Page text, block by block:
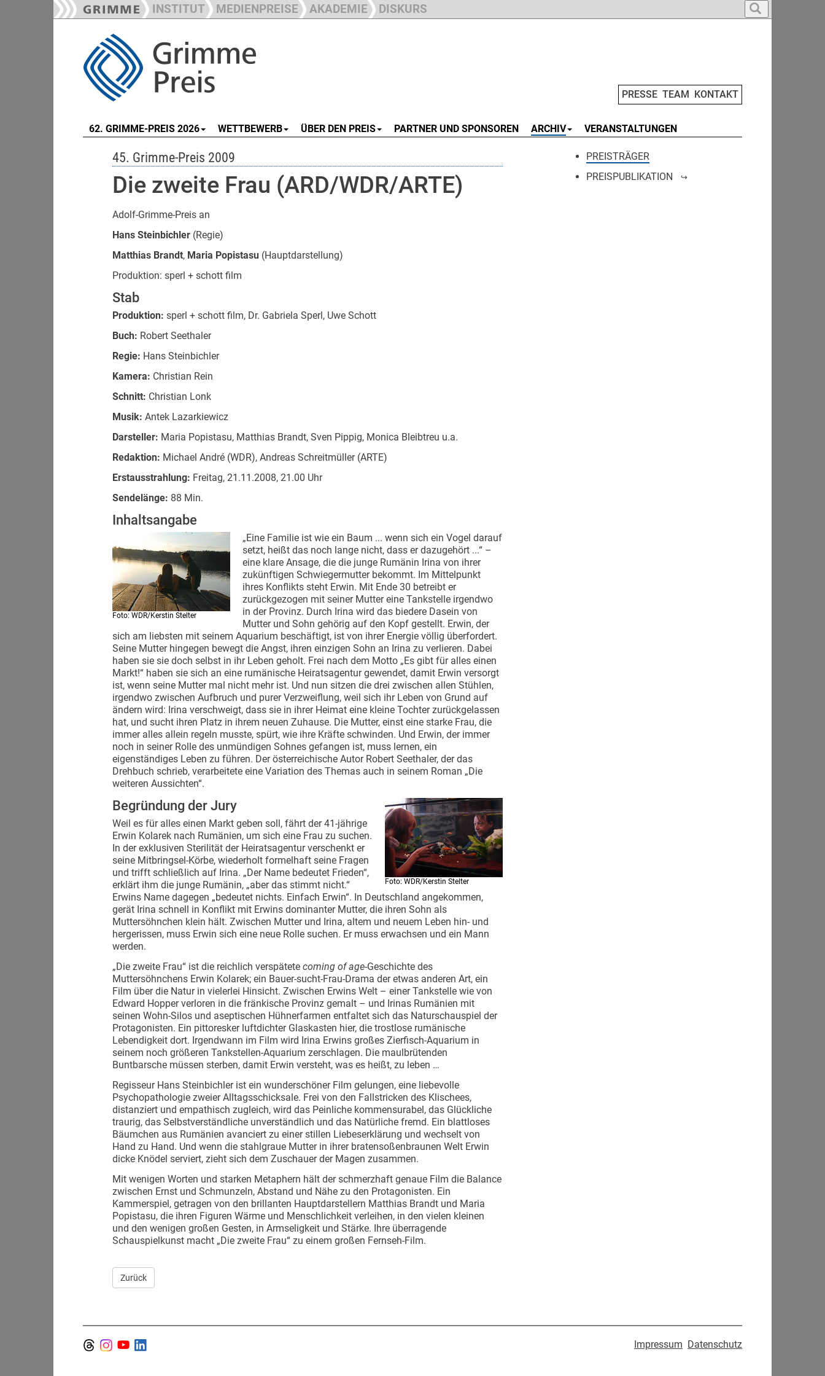
INSTITUT MEDIENPREISE AKADEMIE DISKURS
PRESSE TEAM KONTAKT
62. GRIMME-PREIS 2026 WETTBEWERB ÜBER DEN PREIS PARTNER UND SPONSOREN ARCHIV VERANSTALTUNGEN
45. Grimme-Preis 2009
Die zweite Frau (ARD/WDR/ARTE)
Adolf-Grimme-Preis an
Hans Steinbichler (Regie)
Matthias Brandt, Maria Popistasu (Hauptdarstellung)
Produktion: sperl + schott film
Stab
Produktion: sperl + schott film, Dr. Gabriela Sperl, Uwe Schott
Buch: Robert Seethaler
Regie: Hans Steinbichler
Kamera: Christian Rein
Schnitt: Christian Lonk
Musik: Antek Lazarkiewicz
Darsteller: Maria Popistasu, Matthias Brandt, Sven Pippig, Monica Bleibtreu u.a.
Redaktion: Michael André (WDR), Andreas Schreitmüller (ARTE)
Erstausstrahlung: Freitag, 21.11.2008, 21.00 Uhr
Sendelänge: 88 Min.
Inhaltsangabe
Foto: WDR/Kerstin Stelter
„Eine Familie ist wie ein Baum ... wenn sich ein Vogel darauf
setzt, heißt das noch lange nicht, dass er dazugehört ...“ –
eine klare Ansage, die die junge Rumänin Irina von ihrer
zukünftigen Schwiegermutter bekommt. Im Mittelpunkt
ihres Konflikts steht Erwin. Mit Ende 30 betreibt er
zurückgezogen mit seiner Mutter eine Tankstelle irgendwo
in der Provinz. Durch Irina wird das biedere Dasein von
Mutter und Sohn gehörig auf den Kopf gestellt. Erwin, der
sich am liebsten mit seinem Aquarium beschäftigt, ist von ihrer Energie völlig überfordert.
Seine Mutter hingegen bewegt die Angst, ihren einzigen Sohn an Irina zu verlieren. Dabei
haben sie sie doch selbst in ihr Leben geholt. Frei nach dem Motto „Es gibt für alles einen
Markt!“ haben sie sich an eine rumänische Heiratsagentur gewendet, damit Erwin versorgt
ist, wenn seine Mutter mal nicht mehr ist. Und nun sitzen die drei zwischen allen Stühlen,
irgendwo zwischen Aufbruch und purer Verzweiflung, weil sich ihr Leben von Grund auf
ändern wird: Irina verschweigt, dass sie in ihrer Heimat eine kleine Tochter zurückgelassen
hat, und sucht ihren Platz in ihrem neuen Zuhause. Die Mutter, einst eine starke Frau, die
immer alles allein regeln musste, spürt, wie ihre Kräfte schwinden. Und Erwin, der immer
noch in seiner Rolle des unmündigen Sohnes gefangen ist, muss lernen, ein
eigenständiges Leben zu führen. Der österreichische Autor Robert Seethaler, der das
Drehbuch schrieb, verarbeitete eine Variation des Themas auch in seinem Roman „Die
weiteren Aussichten“.
Begründung der Jury
Foto: WDR/Kerstin Stelter
Weil es für alles einen Markt geben soll, fährt der 41-jährige
Erwin Kolarek nach Rumänien, um sich eine Frau zu suchen.
In der exklusiven Sterilität der Heiratsagentur verschenkt er
seine Mitbringsel-Körbe, wiederholt formelhaft seine Fragen
und trifft schließlich auf Irina. „Der Name bedeutet Frieden“,
erklärt ihm die junge Rumänin, „aber das stimmt nicht.“
Erwins Name dagegen „bedeutet nichts. Einfach Erwin“. In Deutschland angekommen,
gerät Irina schnell in Konflikt mit Erwins dominanter Mutter, die ihren Sohn als
Muttersöhnchen klein hält. Zwischen Mutter und Irina, altem und neuem Leben hin- und
hergerissen, muss Erwin sich eine neue Rolle suchen. Er muss erwachsen und ein Mann
werden.
„Die zweite Frau“ ist die reichlich verspätete coming of age-Geschichte des
Muttersöhnchens Erwin Kolarek; ein Bauer-sucht-Frau-Drama der etwas anderen Art, ein
Film über die Natur in vielerlei Hinsicht. Zwischen Erwins Welt – einer Tankstelle wie von
Edward Hopper verloren in die fränkische Provinz gemalt – und Irinas Rumänien mit
seinen Wohn-Silos und aseptischen Hühnerfarmen entfaltet sich das Naturschauspiel der
Protagonisten. Ein pittoresker luftdichter Glaskasten hier, die trostlose rumänische
Lebendigkeit dort. Irgendwann im Film wird Irina Erwins großes Zierfisch-Aquarium in
seinem noch größeren Tankstellen-Aquarium zerschlagen. Die maulbrütenden
Buntbarsche müssen sterben, damit Erwin versteht, was es heißt, zu leben …
Regisseur Hans Steinbichler ist ein wunderschöner Film gelungen, eine liebevolle
Psychopathologie zweier Alltagsschicksale. Frei von den Fallstricken des Klischees,
distanziert und empathisch zugleich, wird das Peinliche kommensurabel, das Glückliche
traurig, das Selbstverständliche unverständlich und das Natürliche fremd. Ein blattloses
Bäumchen aus Rumänien avanciert zu einer stillen Liebeserklärung und wechselt von
Hand zu Hand. Und wenn die stahlgraue Mutter in ihrer bratensoßenbraunen Welt Erwin
dicke Knödel serviert, zieht sich dem Zuschauer der Magen zusammen.
Mit wenigen Worten und starken Metaphern hält der schmerzhaft genaue Film die Balance
zwischen Ernst und Schmunzeln, Abstand und Nähe zu den Protagonisten. Ein
Kammerspiel, getragen von den brillanten Hauptdarstellern Matthias Brandt und Maria
Popistasu, die ihren Figuren Wärme und Menschlichkeit verleihen, in den vielen kleinen
und den wenigen großen Gesten, in Armseligkeit und Stärke. Ihre überragende
Schauspielkunst macht „Die zweite Frau“ zu einem großen Fernseh-Film.
Zurück
PREISTRÄGER
PREISPUBLIKATION
Impressum Datenschutz